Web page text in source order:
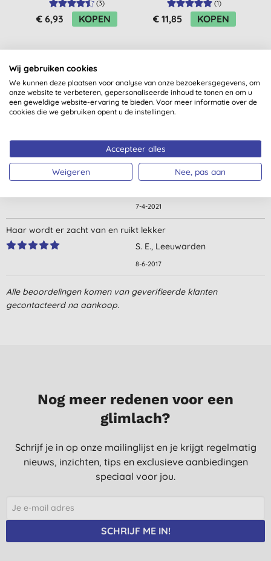
(3)
€ 6,93 KOPEN
(1)
€ 11,85 KOPEN
Klantbeoordelingen
zachte geur maar voldoet niet om onze krullen mals te krijgen.
7-4-2021
Haar wordt er zacht van en ruikt lekker
S. E., Leeuwarden
8-6-2017
Alle beoordelingen komen van geverifieerde klanten
gecontacteerd na aankoop.
Nog meer redenen voor een
glimlach?
Schrijf je in op onze mailinglijst en je krijgt regelmatig
nieuws, inzichten, tips en exclusieve aanbiedingen
speciaal voor jou.
SCHRIJF ME IN!
Wij gebruiken cookies
We kunnen deze plaatsen voor analyse van onze bezoekersgegevens, om
onze website te verbeteren, gepersonaliseerde inhoud te tonen en om u
een geweldige website-ervaring te bieden. Voor meer informatie over de
cookies die we gebruiken opent u de instellingen.
Accepteer alles
Weigeren Nee, pas aan